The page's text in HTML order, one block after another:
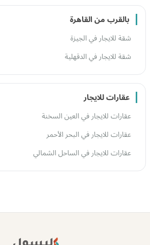
بالقرب من القاهرة
شقة للايجار في الجيزة
شقة للايجار في الدقهلية
عقارات للايجار
عقارات للايجار في العين السخنة
عقارات للايجار في البحر الأحمر
عقارات للايجار في الساحل الشمالي